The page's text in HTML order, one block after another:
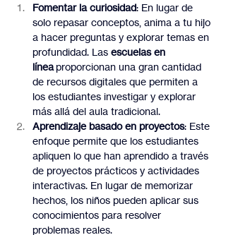
Fomentar la curiosidad: En lugar de
solo repasar conceptos, anima a tu hijo
a hacer preguntas y explorar temas en
profundidad. Las escuelas en
línea proporcionan una gran cantidad
de recursos digitales que permiten a
los estudiantes investigar y explorar
más allá del aula tradicional.
Aprendizaje basado en proyectos: Este
enfoque permite que los estudiantes
apliquen lo que han aprendido a través
de proyectos prácticos y actividades
interactivas. En lugar de memorizar
hechos, los niños pueden aplicar sus
conocimientos para resolver
problemas reales.